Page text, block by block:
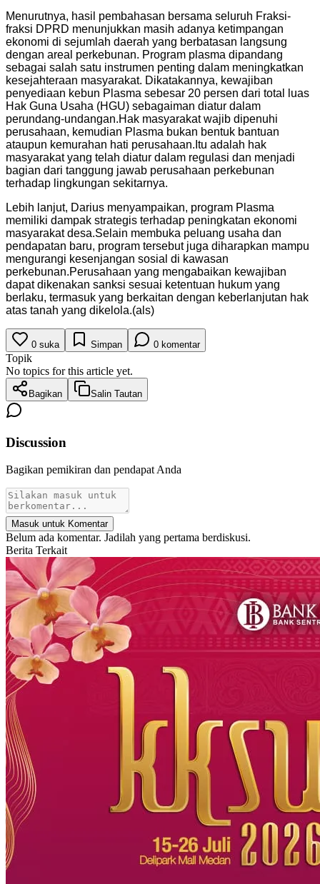
Menurutnya, hasil pembahasan bersama seluruh Fraksi-
fraksi DPRD menunjukkan masih adanya ketimpangan
ekonomi di sejumlah daerah yang berbatasan langsung
dengan areal perkebunan. Program plasma dipandang
sebagai salah satu instrumen penting dalam meningkatkan
kesejahteraan masyarakat. Dikatakannya, kewajiban
penyediaan kebun Plasma sebesar 20 persen dari total luas
Hak Guna Usaha (HGU) sebagaiman diatur dalam
perundang-undangan.Hak masyarakat wajib dipenuhi
perusahaan, kemudian Plasma bukan bentuk bantuan
ataupun kemurahan hati perusahaan.Itu adalah hak
masyarakat yang telah diatur dalam regulasi dan menjadi
bagian dari tanggung jawab perusahaan perkebunan
terhadap lingkungan sekitarnya.
Lebih lanjut, Darius menyampaikan, program Plasma
memiliki dampak strategis terhadap peningkatan ekonomi
masyarakat desa.Selain membuka peluang usaha dan
pendapatan baru, program tersebut juga diharapkan mampu
mengurangi kesenjangan sosial di kawasan
perkebunan.Perusahaan yang mengabaikan kewajiban
dapat dikenakan sanksi sesuai ketentuan hukum yang
berlaku, termasuk yang berkaitan dengan keberlanjutan hak
atas tanah yang dikelola.(als)
0 suka Simpan 0 komentar
Topik
No topics for this article yet.
Bagikan Salin Tautan
Discussion
Bagikan pemikiran dan pendapat Anda
Masuk untuk Komentar
Belum ada komentar. Jadilah yang pertama berdiskusi.
Berita Terkait